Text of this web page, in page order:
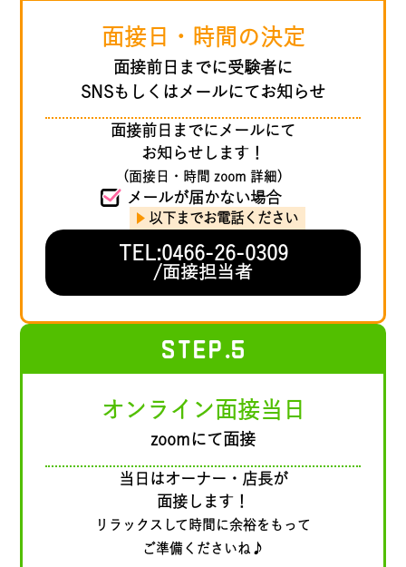
面接日・時間の決定
面接前日までに受験者に
SNSもしくはメールにてお知らせ
面接前日までにメールにて
お知らせします！
(面接日・時間 zoom 詳細)
メールが届かない場合
以下までお電話ください
TEL:0466-26-0309
/面接担当者
STEP.5
オンライン面接当日
zoomにて面接
当日はオーナー・店長が
面接します！
リラックスして時間に余裕をもって
ご準備くださいね♪